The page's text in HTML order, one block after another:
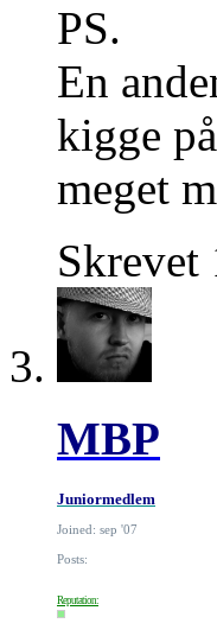
PS.
En
kigge
meget
Skrevet
MBP
Juniormedlem
Joined: sep '07
Posts:
Reputation: